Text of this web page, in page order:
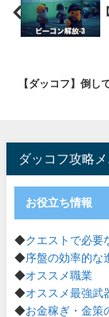
【ダッコフ】倒し
ダッコフ攻略
お役立ち情報
◆クエストで必要
◆序盤の効率的な
◆オススメ職業
◆オススメ最強武
◆お金稼ぎ・金策